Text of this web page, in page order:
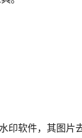
印软件，其图